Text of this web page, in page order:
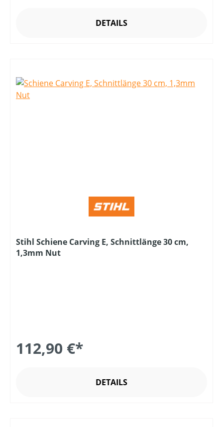
DETAILS
Stihl Schiene Carving E, Schnittlänge 30 cm,
1,3mm Nut
112,90 €*
DETAILS